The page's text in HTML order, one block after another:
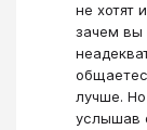
не хотят
зачем вы
лучше.
услышав